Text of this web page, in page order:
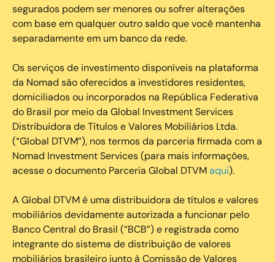
segurados podem ser menores ou sofrer alterações
com base em qualquer outro saldo que você mantenha
separadamente em um banco da rede.
Os serviços de investimento disponíveis na plataforma
da Nomad são oferecidos a investidores residentes,
domiciliados ou incorporados na República Federativa
do Brasil por meio da Global Investment Services
Distribuidora de Títulos e Valores Mobiliários Ltda.
(“Global DTVM”), nos termos da parceria firmada com a
Nomad Investment Services (para mais informações,
acesse o documento Parceria Global DTVMaqui).
A Global DTVM é uma distribuidora de títulos e valores
mobiliários devidamente autorizada a funcionar pelo
Banco Central do Brasil (“BCB”) e registrada como
integrante do sistema de distribuição de valores
mobiliários brasileiro junto à Comissão de Valores